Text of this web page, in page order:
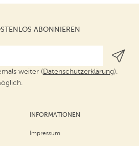
ABONNIEREN
weiter (Datenschutzerklärung).
INFORMATIONEN
Impressum